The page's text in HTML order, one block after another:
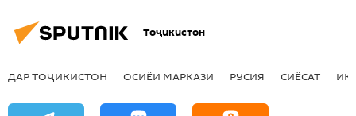
Тоҷикистон
ДАР ТОҶИКИСТОН ОСИЁИ МАРКАЗӢ РУСИЯ СИЁСАТ